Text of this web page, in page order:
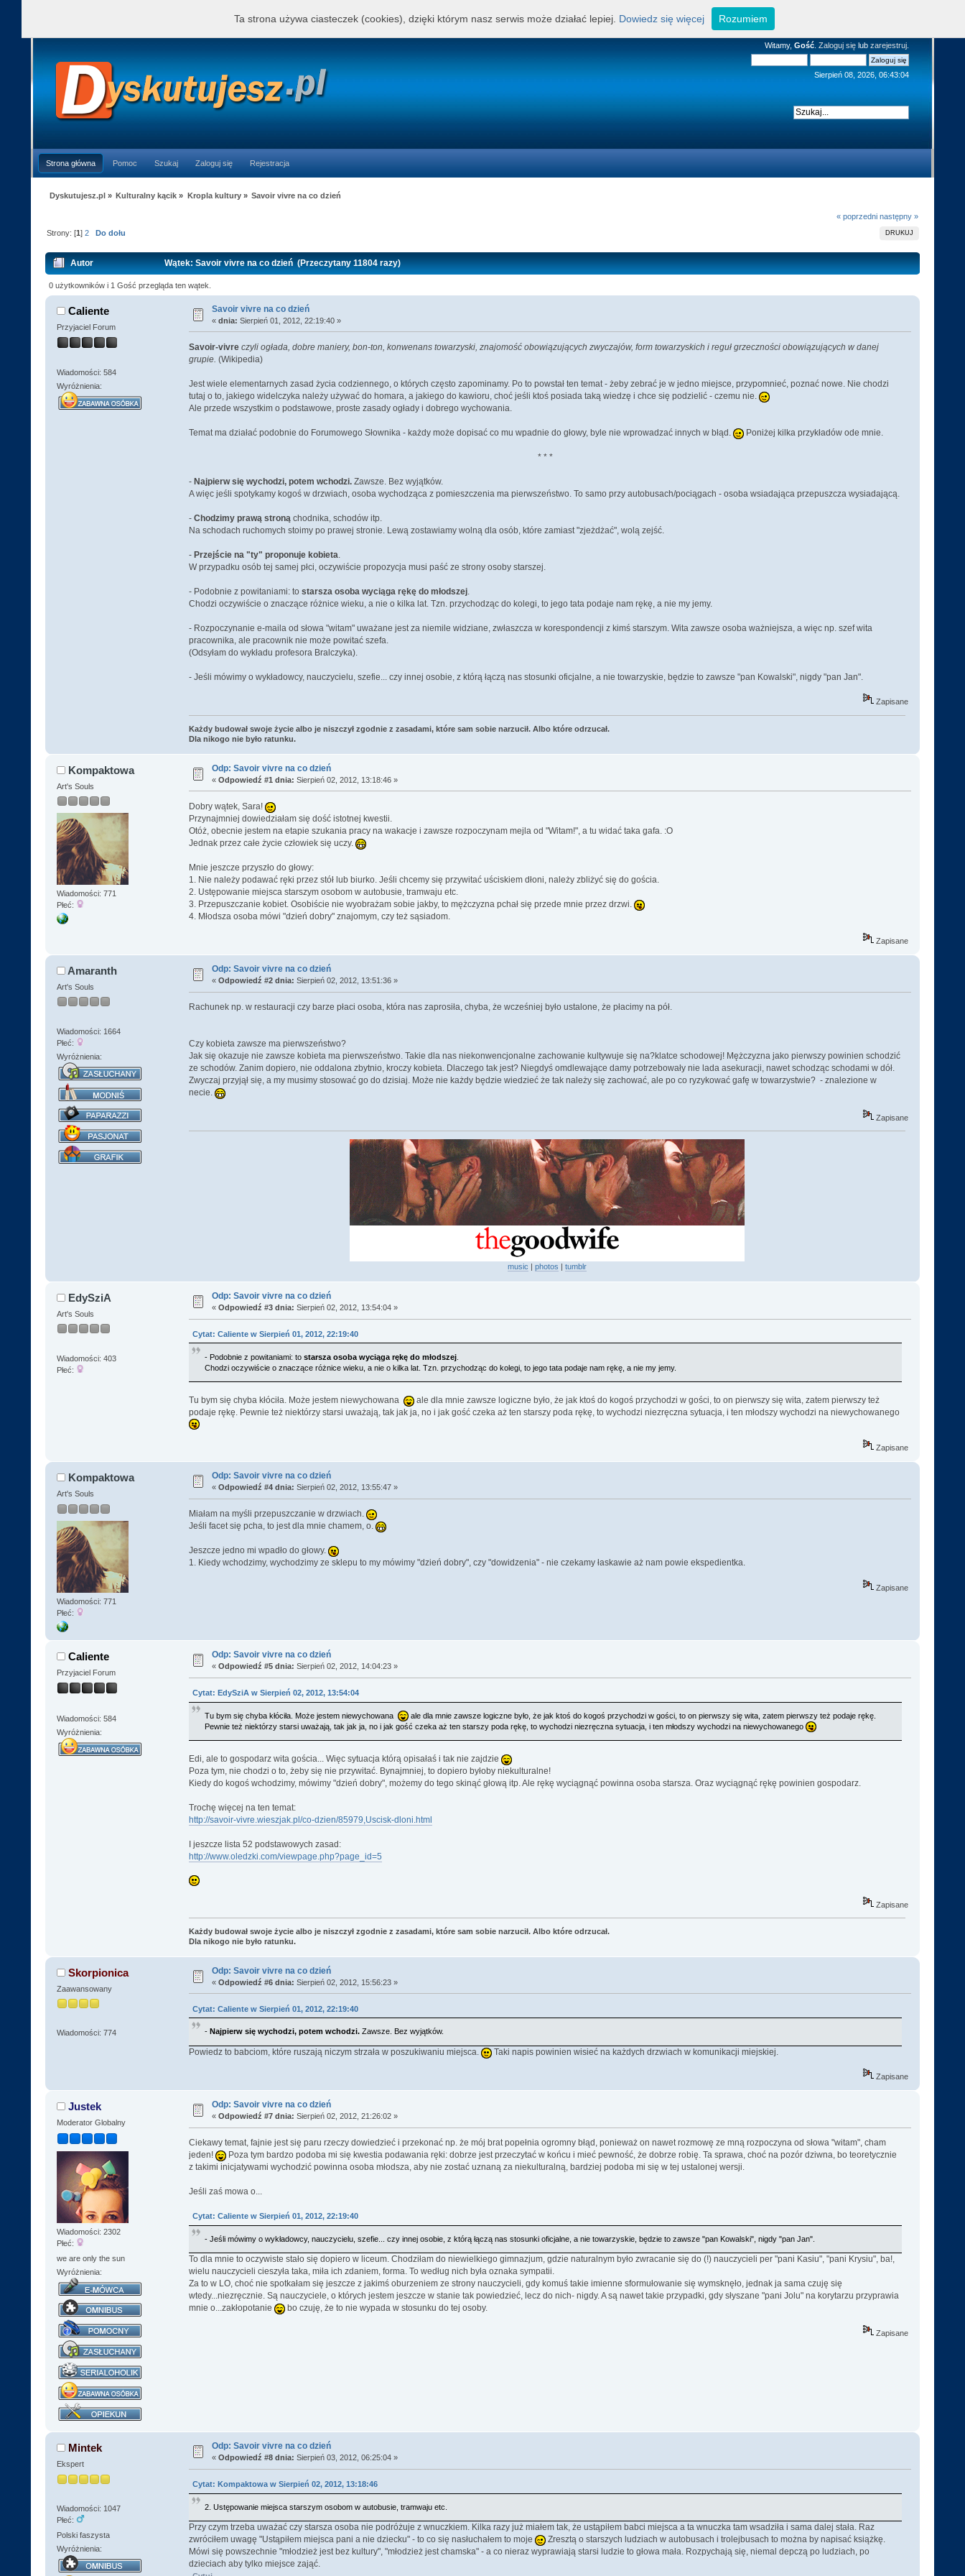
Witamy,Gość .Zaloguj się lubzarejestruj
Sierpień 08, 2026, 06:43:04
Strona główna Pomoc Szukaj Zaloguj się Rejestracja
Dyskutujesz.pl » Kulturalny kącik » Kropla kultury» Savoir vivre na co dzień
« poprzedni następny »
DRUKUJ
Strony: [1]2 Do dołu
Autor Wątek: Savoir vivre na co dzień (Przeczytany 11804 razy)
0 użytkowników i 1 Gość przegląda ten wątek.
Caliente
Przyjaciel Forum
Wiadomości: 584
Wyróżnienia:
Savoir vivre na co dzień
« dnia: Sierpień 01, 2012, 22:19:40 »
Savoir-vivre czyli ogłada, dobre maniery, bon-ton, konwenans towarzyski, znajomość obowiązujących zwyczajów, form towarzyskich i reguł grzeczności obowiązujących w danej
grupie. (Wikipedia)
Jest wiele elementarnych zasad życia codziennego, o których często zapominamy. Po to powstał ten temat - żeby zebrać je w jedno miejsce, przypomnieć, poznać nowe. Nie chodzi
tutaj o to, jakiego widelczyka należy używać do homara, a jakiego do kawioru, choć jeśli ktoś posiada taką wiedzę i chce się podzielić - czemu nie.
Ale przede wszystkim o podstawowe, proste zasady ogłady i dobrego wychowania.
Temat ma działać podobnie do Forumowego Słownika - każdy może dopisać co mu wpadnie do głowy, byle nie wprowadzać innych w błąd. Poniżej kilka przykładów ode mnie.
* * *
- Najpierw się wychodzi, potem wchodzi.Zawsze. Bez wyjątków.
A więc jeśli spotykamy kogoś w drzwiach, osoba wychodząca z pomieszczenia ma pierwszeństwo. To samo przy autobusach/pociągach - osoba wsiadająca przepuszcza wysiadającą.
- Chodzimy prawą stroną chodnika, schodów itp.
Na schodach ruchomych stoimy po prawej stronie. Lewą zostawiamy wolną dla osób, które zamiast "zjeżdżać", wolą zejść.
- Przejście na "ty" proponuje kobieta
W przypadku osób tej samej płci, oczywiście propozycja musi paść ze strony osoby starszej.
- Podobnie z powitaniami: to starsza osoba wyciąga rękę do młodszej.
Chodzi oczywiście o znaczące różnice wieku, a nie o kilka lat. Tzn. przychodząc do kolegi, to jego tata podaje nam rękę, a nie my jemy.
- Rozpoczynanie e-maila od słowa "witam" uważane jest za niemile widziane, zwłaszcza w korespondencji z kimś starszym. Wita zawsze osoba ważniejsza, a więc np. szef wita
pracownika, ale pracownik nie może powitać szefa.
(Odsyłam do wykładu profesora Bralczyka).
- Jeśli mówimy o wykładowcy, nauczycielu, szefie... czy innej osobie, z którą łączą nas stosunki oficjalne, a nie towarzyskie, będzie to zawsze "pan Kowalski", nigdy "pan Jan".
Zapisane
Każdy budował swoje życie albo je niszczył zgodnie z zasadami, które sam sobie narzucił. Albo które odrzucał.
Dla nikogo nie było ratunku.
Kompaktowa
Art's Souls
Wiadomości: 771
Płeć:
Odp: Savoir vivre na co dzień
« Odpowiedź #1 dnia: Sierpień 02, 2012, 13:18:46 »
Dobry wątek, Sara!
Przynajmniej dowiedziałam się dość istotnej kwestii.
Otóż, obecnie jestem na etapie szukania pracy na wakacje i zawsze rozpoczynam mejla od "Witam!", a tu widać taka gafa. :O
Jednak przez całe życie człowiek się uczy.
Mnie jeszcze przyszło do głowy:
1. Nie należy podawać ręki przez stół lub biurko. Jeśli chcemy się przywitać uściskiem dłoni, należy zbliżyć się do gościa.
2. Ustępowanie miejsca starszym osobom w autobusie, tramwaju etc.
3. Przepuszczanie kobiet. Osobiście nie wyobrażam sobie jakby, to mężczyzna pchał się przede mnie przez drzwi.
4. Młodsza osoba mówi "dzień dobry" znajomym, czy też sąsiadom.
Zapisane
Amaranth
Art's Souls
Wiadomości: 1664
Płeć:
Wyróżnienia:
Odp: Savoir vivre na co dzień
« Odpowiedź #2 dnia: Sierpień 02, 2012, 13:51:36 »
Rachunek np. w restauracji czy barze płaci osoba, która nas zaprosiła, chyba, że wcześniej było ustalone, że płacimy na pół.
Czy kobieta zawsze ma pierwszeństwo?
Jak się okazuje nie zawsze kobieta ma pierwszeństwo. Takie dla nas niekonwencjonalne zachowanie kultywuje się na?klatce schodowej! Mężczyzna jako pierwszy powinien schodzić
ze schodów. Zanim dopiero, nie oddalona zbytnio, kroczy kobieta. Dlaczego tak jest? Niegdyś omdlewające damy potrzebowały nie lada asekuracji, nawet schodząc schodami w dół.
Zwyczaj przyjął się, a my musimy stosować go do dzisiaj. Może nie każdy będzie wiedzieć że tak należy się zachować, ale po co ryzykować gafę w towarzystwie? - znalezione w
necie.
Zapisane
music | photos | tumblr
EdySziA
Art's Souls
Wiadomości: 403
Płeć:
Odp: Savoir vivre na co dzień
« Odpowiedź #3 dnia: Sierpień 02, 2012, 13:54:04 »
Cytat: Caliente w Sierpień 01, 2012, 22:19:40
- Podobnie z powitaniami: to starsza osoba wyciąga rękę do młodszej.
Chodzi oczywiście o znaczące różnice wieku, a nie o kilka lat. Tzn. przychodząc do kolegi, to jego tata podaje nam rękę, a nie my jemy.
Tu bym się chyba kłóciła. Może jestem niewychowana
ale dla mnie zawsze logiczne było, że jak ktoś do kogoś przychodzi w gości, to on pierwszy się wita, zatem pierwszy też
podaje rękę. Pewnie też niektórzy starsi uważają, tak jak ja, no i jak gość czeka aż ten starszy poda rękę, to wychodzi niezręczna sytuacja, i ten młodszy wychodzi na niewychowanego
Zapisane
Kompaktowa
Art's Souls
Wiadomości: 771
Płeć:
Odp: Savoir vivre na co dzień
« Odpowiedź #4 dnia: Sierpień 02, 2012, 13:55:47 »
Miałam na myśli przepuszczanie w drzwiach.
Jeśli facet się pcha, to jest dla mnie chamem, o.
Jeszcze jedno mi wpadło do głowy.
1. Kiedy wchodzimy, wychodzimy ze sklepu to my mówimy "dzień dobry", czy "dowidzenia" - nie czekamy łaskawie aż nam powie ekspedientka.
Zapisane
Caliente
Przyjaciel Forum
Wiadomości: 584
Wyróżnienia:
Odp: Savoir vivre na co dzień
« Odpowiedź #5 dnia: Sierpień 02, 2012, 14:04:23 »
Cytat: EdySziA w Sierpień 02, 2012, 13:54:04
Tu bym się chyba kłóciła. Może jestem niewychowana
ale dla mnie zawsze logiczne było, że jak ktoś do kogoś przychodzi w gości, to on pierwszy się wita, zatem pierwszy też podaje rękę.
Pewnie też niektórzy starsi uważają, tak jak ja, no i jak gość czeka aż ten starszy poda rękę, to wychodzi niezręczna sytuacja, i ten młodszy wychodzi na niewychowanego
Edi, ale to gospodarz wita gościa... Więc sytuacja którą opisałaś i tak nie zajdzie
Poza tym, nie chodzi o to, żeby się nie przywitać. Bynajmniej, to dopiero byłoby niekulturalne!
Kiedy do kogoś wchodzimy, mówimy "dzień dobry", możemy do tego skinąć głową itp. Ale rękę wyciągnąć powinna osoba starsza. Oraz wyciągnąć rękę powinien gospodarz.
Trochę więcej na ten temat:
http://savoir-vivre.wieszjak.pl/co-dzien/85979,Uscisk-dloni.html
I jeszcze lista 52 podstawowych zasad:
http://www.oledzki.com/viewpage.php?page_id=5
Zapisane
Każdy budował swoje życie albo je niszczył zgodnie z zasadami, które sam sobie narzucił. Albo które odrzucał.
Dla nikogo nie było ratunku.
Skorpionica
Zaawansowany
Wiadomości: 774
Odp: Savoir vivre na co dzień
« Odpowiedź #6 dnia: Sierpień 02, 2012, 15:56:23 »
Cytat: Caliente w Sierpień 01, 2012, 22:19:40
- Najpierw się wychodzi, potem wchodzi.Zawsze. Bez wyjątków.
Powiedz to babciom, które ruszają niczym strzała w poszukiwaniu miejsca. Taki napis powinien wisieć na każdych drzwiach w komunikacji miejskiej.
Zapisane
Justek
Moderator Globalny
Wiadomości: 2302
Płeć:
we are only the sun
Wyróżnienia:
Odp: Savoir vivre na co dzień
« Odpowiedź #7 dnia: Sierpień 02, 2012, 21:26:02 »
Ciekawy temat, fajnie jest się paru rzeczy dowiedzieć i przekonać np. że mój brat popełnia ogromny błąd, ponieważ on nawet rozmowę ze mną rozpoczyna od słowa "witam", cham
jeden!
Poza tym bardzo podoba mi się kwestia podawania ręki: dobrze jest przeczytać w końcu i mieć pewność, że dobrze robię. Ta sprawa, choć na pozór dziwna, bo teoretycznie
z takimi inicjatywami wychodzić powinna osoba młodsza, aby nie zostać uznaną za niekulturalną, bardziej podoba mi się w tej ustalonej wersji.
Jeśli zaś mowa o...
Cytat: Caliente w Sierpień 01, 2012, 22:19:40
- Jeśli mówimy o wykładowcy, nauczycielu, szefie... czy innej osobie, z którą łączą nas stosunki oficjalne, a nie towarzyskie, będzie to zawsze "pan Kowalski", nigdy "pan Jan".
To dla mnie to oczywiste stało się dopiero w liceum. Chodziłam do niewielkiego gimnazjum, gdzie naturalnym było zwracanie się do (!) nauczycieli per "pani Kasiu", "pani Krysiu", ba!,
wielu nauczycieli cieszyła taka, miła ich zdaniem, forma. To według nich była oznaka sympatii.
Za to w LO, choć nie spotkałam się jeszcze z jakimś oburzeniem ze strony nauczycieli, gdy komuś takie imienne sformułowanie się wymsknęło, jednak ja sama czuję się
wtedy...niezręcznie. Są nauczyciele, o których jestem jeszcze w stanie tak powiedzieć, lecz do nich- nigdy. A są nawet takie przypadki, gdy słyszane "pani Jolu" na korytarzu przyprawia
mnie o...zakłopotanie
bo czuję, że to nie wypada w stosunku do tej osoby.
Zapisane
Mintek
Ekspert
Wiadomości: 1047
Płeć:
Polski faszysta
Wyróżnienia:
Odp: Savoir vivre na co dzień
« Odpowiedź #8 dnia: Sierpień 03, 2012, 06:25:04 »
Cytat: Kompaktowa w Sierpień 02, 2012, 13:18:46
2. Ustępowanie miejsca starszym osobom w autobusie, tramwaju etc.
Przy czym trzeba uważać czy starsza osoba nie podróżuje z wnuczkiem. Kilka razy już miałem tak, że ustąpiłem babci miejsca a ta wnuczka tam wsadziła i sama dalej stała. Raz
zwróciłem uwagę "Ustąpiłem miejsca pani a nie dziecku" - to co się nasłuchałem to moje
Zresztą o starszych ludziach w autobusach i trolejbusach to można by napisać książkę.
Mówi się powszechnie "młodzież jest bez kultury", "młodzież jest chamska" - a co nieraz wyprawiają starsi ludzie to głowa mała. Rozpychają się, niemal depczą po ludziach, po
dzieciach aby tylko miejsce zająć.
Ta strona używa ciasteczek (cookies), dzięki którym nasz serwis może działać lepiej. Dowiedz się więcej Rozumiem